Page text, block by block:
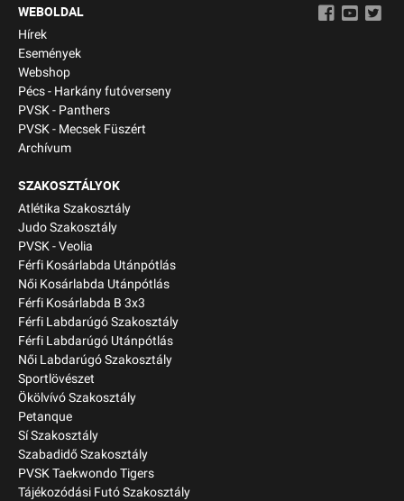
WEBOLDAL
Hírek
Események
Webshop
Pécs - Harkány futóverseny
PVSK - Panthers
PVSK - Mecsek Füszért
Archívum
SZAKOSZTÁLYOK
Atlétika Szakosztály
Judo Szakosztály
PVSK - Veolia
Férfi Kosárlabda Utánpótlás
Női Kosárlabda Utánpótlás
Férfi Kosárlabda B 3x3
Férfi Labdarúgó Szakosztály
Férfi Labdarúgó Utánpótlás
Női Labdarúgó Szakosztály
Sportlövészet
Ökölvívó Szakosztály
Petanque
Sí Szakosztály
Szabadidő Szakosztály
PVSK Taekwondo Tigers
Tájékozódási Futó Szakosztály